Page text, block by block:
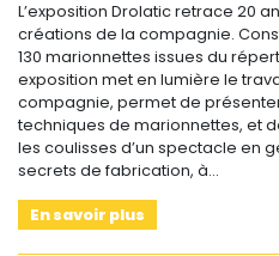
L’exposition Drolatic retrace 20
créations de la compagnie.
130 marionnettes issues du
exposition met en lumière le
compagnie, permet de
techniques de marionnettes, et
les coulisses d’un spectacle en
secrets de fabrication, à…
En savoir plus